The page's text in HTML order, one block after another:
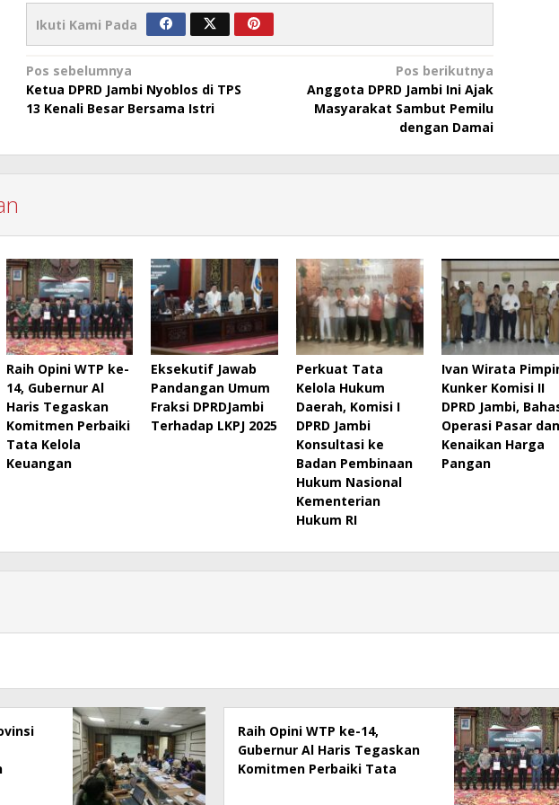
Ikuti Kami Pada
Navigasi
pos
Pos sebelumnya
Ketua DPRD Jambi Nyoblos di TPS
13 Kenali Besar Bersama Istri
Pos berikutnya
Anggota DPRD Jambi Ini Ajak
Masyarakat Sambut Pemilu
dengan Damai
Raih Opini WTP ke-
14, Gubernur Al
Haris Tegaskan
Komitmen Perbaiki
Tata Kelola
Keuangan
Eksekutif Jawab
Pandangan Umum
Fraksi DPRDJambi
Terhadap LKPJ 2025
Perkuat Tata
Kelola Hukum
Daerah, Komisi I
DPRD Jambi
Konsultasi ke
Badan Pembinaan
Hukum Nasional
Kementerian
Hukum RI
Ivan Wirata
Kunker Komisi II
DPRD Jambi,
Operasi Pasar dan
Kenaikan Harga
Pangan
Raih Opini WTP ke-14,
Gubernur Al Haris Tegaskan
Komitmen Perbaiki Tata